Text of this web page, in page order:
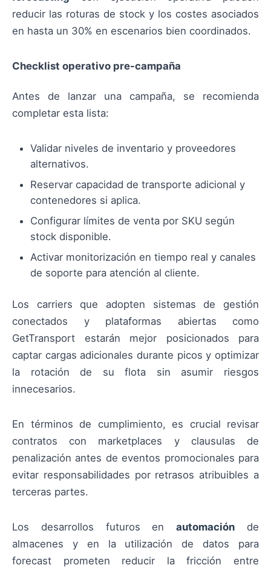
reducir las roturas de stock y los costes asociados
en hasta un 30% en escenarios bien coordinados.
Checklist operativo pre-campaña
Antes de lanzar una campaña, se recomienda
completar esta lista:
Validar niveles de inventario y proveedores
alternativos.
Reservar capacidad de transporte adicional y
contenedores si aplica.
Configurar límites de venta por SKU según
stock disponible.
Activar monitorización en tiempo real y canales
de soporte para atención al cliente.
Los carriers que adopten sistemas de gestión
conectados y plataformas abiertas como
GetTransport estarán mejor posicionados para
captar cargas adicionales durante picos y optimizar
la rotación de su flota sin asumir riesgos
innecesarios.
En términos de cumplimiento, es crucial revisar
contratos con marketplaces y clausulas de
penalización antes de eventos promocionales para
evitar responsabilidades por retrasos atribuibles a
terceras partes.
Los desarrollos futuros enautomación de
almacenes y en la utilización de datos para
forecast prometen reducir la fricción entre